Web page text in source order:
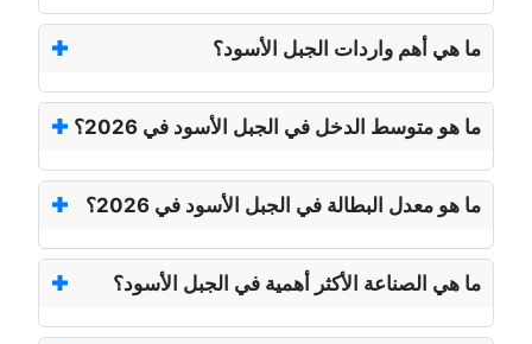
ما هي أهم واردات الجبل الأسود؟
ما هو متوسط الدخل في الجبل الأسود في 2026؟
ما هو معدل البطالة في الجبل الأسود في 2026؟
ما هي الصناعة الأكثر أهمية في الجبل الأسود؟